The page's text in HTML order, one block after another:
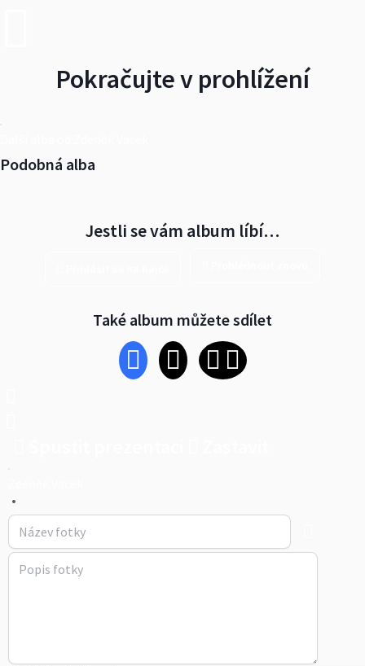
Pokračujte v prohlížení
Podobná alba
Jestli se vám album líbí…
Také album můžete sdílet
•